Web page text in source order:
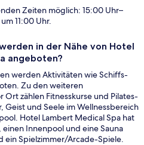
Zeiten möglich: 15:00 Uhr–
11:00 Uhr.
in der Nähe von Hotel
angeboten?
werden Aktivitäten wie Schiffs-
Zu den weiteren
Ort zählen Fitnesskurse und Pilates-
Geist und Seele im Wellnessbereich
Hotel Lambert Medical Spa hat
Innenpool und eine Sauna
ein Spielzimmer/Arcade-Spiele.